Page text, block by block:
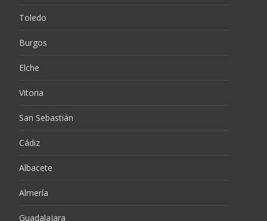
Toledo
Burgos
Elche
Vitoria
San Sebastián
Cádiz
Albacete
Almería
Guadalajara